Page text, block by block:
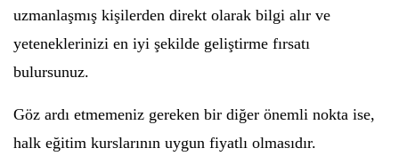
uzmanlaşmış kişilerden direkt olarak bilgi alır ve
yeteneklerinizi en iyi şekilde geliştirme fırsatı
bulursunuz.
Göz ardı etmemeniz gereken bir diğer önemli nokta ise,
halk eğitim kurslarının uygun fiyatlı olmasıdır.